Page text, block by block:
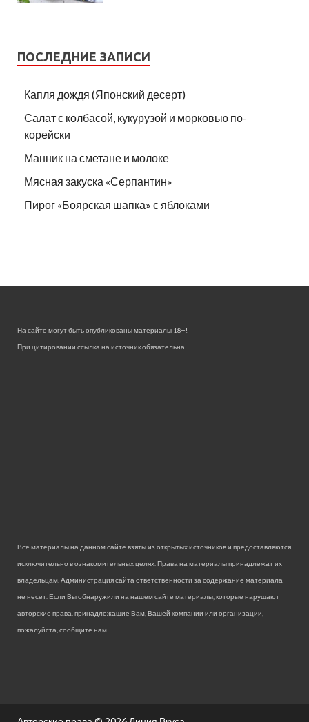
ПОСЛЕДНИЕ ЗАПИСИ
Капля дождя (Японский десерт)
Салат с колбасой, кукурузой и морковью по-
корейски
Манник на сметане и молоке
Мясная закуска «Серпантин»
Пирог «Боярская шапка» с яблоками
На сайте могут быть опубликованы материалы 18+!
При цитировании ссылка на источник обязательна.
Все материалы на данном сайте взяты из открытых источников и предоставляются
исключительно в ознакомительных целях. Права на материалы принадлежат их
владельцам. Администрация сайта ответственности за содержание материала
не несет. Если Вы обнаружили на нашем сайте материалы, которые нарушают
авторские права, принадлежащие Вам, Вашей компании или организации,
пожалуйста, сообщите нам.